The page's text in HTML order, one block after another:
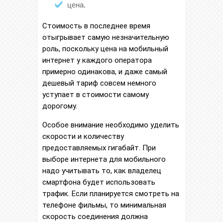
цена.
Стоимость в последнее время
отыгрывает самую незначительную
роль, поскольку цена на мобильный
интернет у каждого оператора
примерно одинакова, и даже самый
дешевый тариф совсем немного
уступает в стоимости самому
дорогому.
Особое внимание необходимо уделить
скорости и количеству
предоставляемых гигабайт. При
выборе интернета для мобильного
надо учитывать то, как владелец
смартфона будет использовать
трафик. Если планируется смотреть на
телефоне фильмы, то минимальная
скорость соединения должна